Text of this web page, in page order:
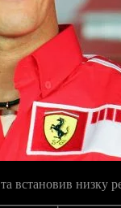
та встановив низку